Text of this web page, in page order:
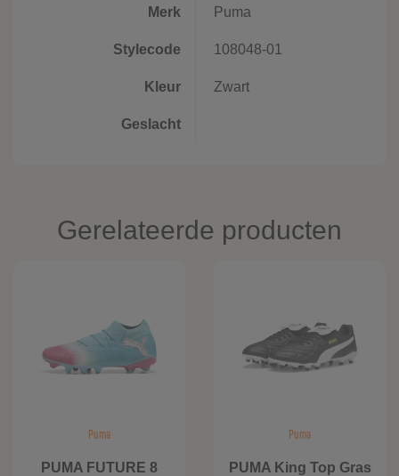
Merk Puma
Stylecode 108048-01
Kleur Zwart
Geslacht
Gerelateerde producten
Puma
PUMA FUTURE 8
Puma
PUMA King Top Gras